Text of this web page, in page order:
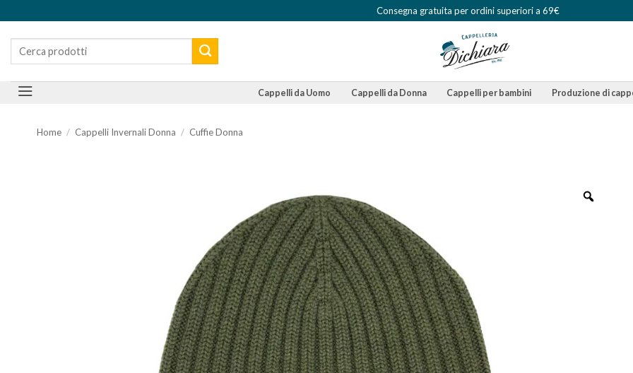
contenuti
Consegna gratuita per ordini superiori a 69€
Cerca:
Cappelli da Uomo Cappelli da Donna Cappelli per bambini Produzione di
Home / Cappelli Invernali Donna / Cuffie Donna